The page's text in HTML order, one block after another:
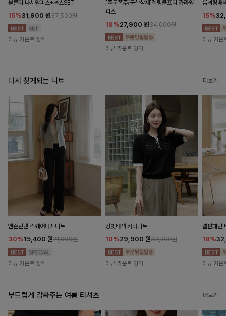
블룬티 나시원피스+셔츠SET
15%31,900 원37,500원
리뷰 카운트 영역
[주문폭주/군살삭제]젤링클프리 카라원
피스
18%27,900 원34,000원
리뷰 카운트 영역
롬셔링배
15%
리뷰 카운
다시 찾게되는 니트 더보기
앤즌린넨 스퀘어나시니트
30%15,400 원21,900원
리뷰 카운트 영역
킹밋배색 카라니트
10%29,900 원33,200원
리뷰 카운트 영역
캘핀패턴
18%
리뷰 카운
부드럽게 감싸주는 여름 티셔츠 더보기